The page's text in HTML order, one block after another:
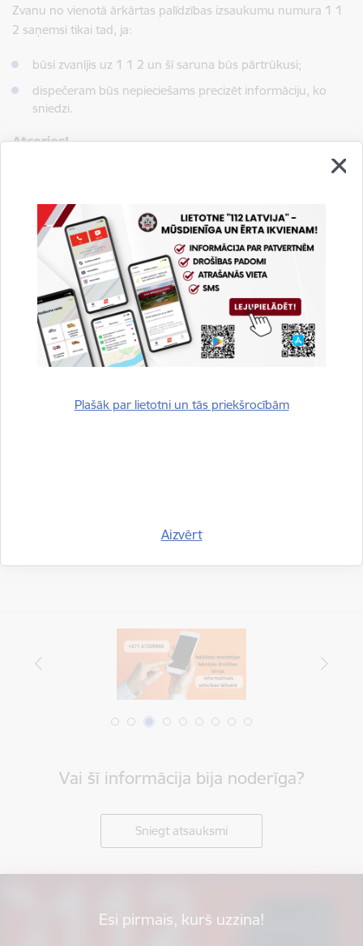
Plašāk par lietotni un tās priekšrocībām
Aizvērt
Zvanu no vienotā ārkārtas palīdzības izsaukumu numura 1 1
2 saņemsi tikai tad, ja:
būsi zvanījis uz 1 1 2 un šī saruna būs pārtrūkusi;
dispečeram būs nepieciešams precizēt informāciju, ko
sniedzi.
Atceries!
saņem aizdomīgu zvanu - informē savu sakaru operatoru!
Uzzini!
Kad ZVANĪT uz tālruņa numuru 112
Kā rīkoties, kad zvani uz tālruņa numuru 112
Kad NEZVANĪT uz tālruņa numuru 112
Vienotais ārkārtas palīdzības izsaukumu numurs 112
Vai šī informācija bija noderīga?
Sniegt atsauksmi
Esi pirmais, kurš uzzina!